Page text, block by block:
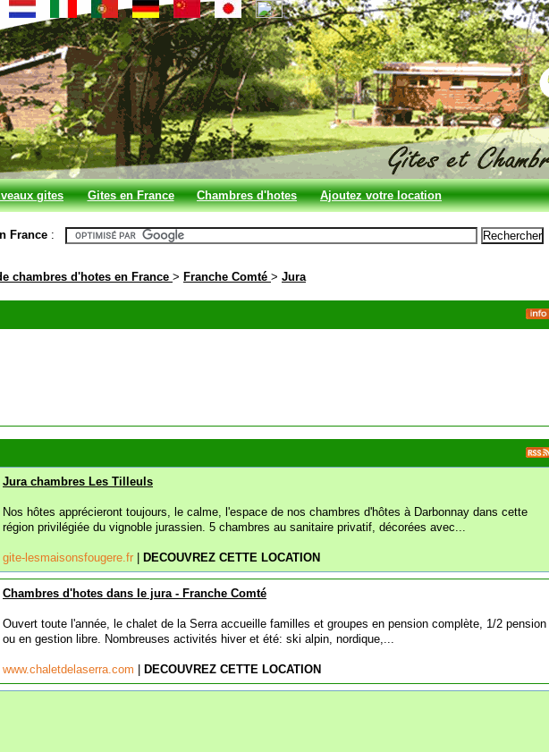
gites
chambres
Gites en France Chambres d'hotes
en France
Ajoutez votre location
France :
chambres d'hotes en France > Franche Comté > Jura
Jura chambres Les Tilleuls
Nos hôtes apprécieront toujours, le calme, l'espace de nos chambres d'hôtes à Darbonnay dans cette
région privilégiée du vignoble jurassien. 5 chambres au sanitaire privatif, décorées avec...
gite-lesmaisonsfougere.fr DECOUVREZ CETTE LOCATION
Chambres d'hotes dans le jura - Franche Comté
Ouvert toute l'année, le chalet de la Serra accueille familles et groupes en pension complète, 1/2 pension
ou en gestion libre. Nombreuses activités hiver et été: ski alpin, nordique,...
www.chaletdelaserra.com DECOUVREZ CETTE LOCATION